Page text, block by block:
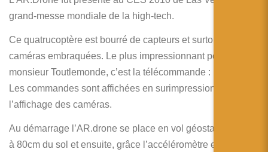
grand-messe mondiale de la high-tech.
Ce quatrucoptère est bourré de capteurs et surtout de 2
caméras embraquées. Le plus impressionnant pour
monsieur Toutlemonde, c’est la télécommande : un iPhone.
Les commandes sont affichées en surimpression à
l’affichage des caméras.
Au démarrage l’AR.drone se place en vol géostationnaire
à 80cm du sol et ensuite, grâce l’accéléromètre et